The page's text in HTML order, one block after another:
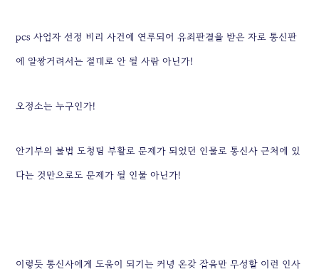
pcs 사업자 선정 비리 사건에 연루되어 유죄판결을 받은 자로 통신판
에 알짱거려서는 절대로 안 될 사람 아닌가!
오정소는 누구인가!
안기부의 불법 도청팀 부활로 문제가 되었던 인물로 통신사 근처에 있
다는 것만으로도 문제가 될 인물 아닌가!
이렇듯 통신사에게 도움이 되기는 커녕 온갖 잡음만 무성할 이런 인사